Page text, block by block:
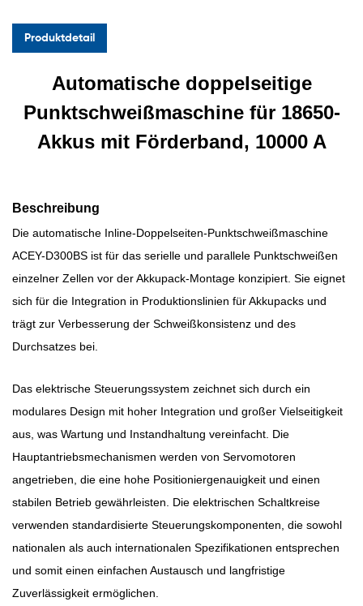
Produktdetail
Automatische doppelseitige
Punktschweißmaschine für 18650-
Akkus mit Förderband, 10000 A
Beschreibung
Die automatische Inline-Doppelseiten-Punktschweißmaschine
ACEY-D300BS ist für das serielle und parallele Punktschweißen
einzelner Zellen vor der Akkupack-Montage konzipiert. Sie eignet
sich für die Integration in Produktionslinien für Akkupacks und
trägt zur Verbesserung der Schweißkonsistenz und des
Durchsatzes bei.
Das elektrische Steuerungssystem zeichnet sich durch ein
modulares Design mit hoher Integration und großer Vielseitigkeit
aus, was Wartung und Instandhaltung vereinfacht. Die
Hauptantriebsmechanismen werden von Servomotoren
angetrieben, die eine hohe Positioniergenauigkeit und einen
stabilen Betrieb gewährleisten. Die elektrischen Schaltkreise
verwenden standardisierte Steuerungskomponenten, die sowohl
nationalen als auch internationalen Spezifikationen entsprechen
und somit einen einfachen Austausch und langfristige
Zuverlässigkeit ermöglichen.